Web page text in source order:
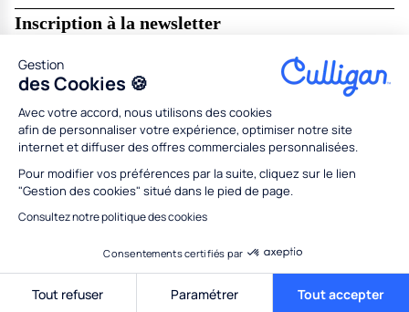
Gestion
des Cookies 🍪
Avec votre accord, nous utilisons des cookies
afin de personnaliser votre expérience, optimiser notre site
internet et diffuser des offres commerciales personnalisées.
Pour modifier vos préférences par la suite, cliquez sur le lien
"Gestion des cookies" situé dans le pied de page.
Consultez notre politique des cookies
Consentements certifiés par
Tout refuser Paramétrer Tout accepter
Demande de devis
Inscription à la newsletter
Mentions légalesRésilier en ligneCGU
Politique de données personnellesPolitique des cookies
Gestion des cookies PartenairesConcessionnaires MédiationCodes promo
Tous droits réservés Culligan 2026
Conception